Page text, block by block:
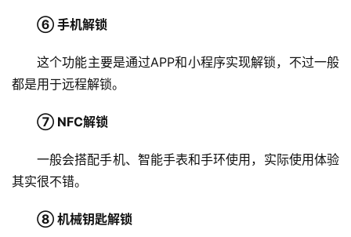
⑥ 手机解锁
这个功能主要是通过APP和小程序实现解锁，不过一般
都是用于远程解锁。
⑦ NFC解锁
一般会搭配手机、智能手表和手环使用，实际使用体验
其实很不错。
⑧ 机械钥匙解锁